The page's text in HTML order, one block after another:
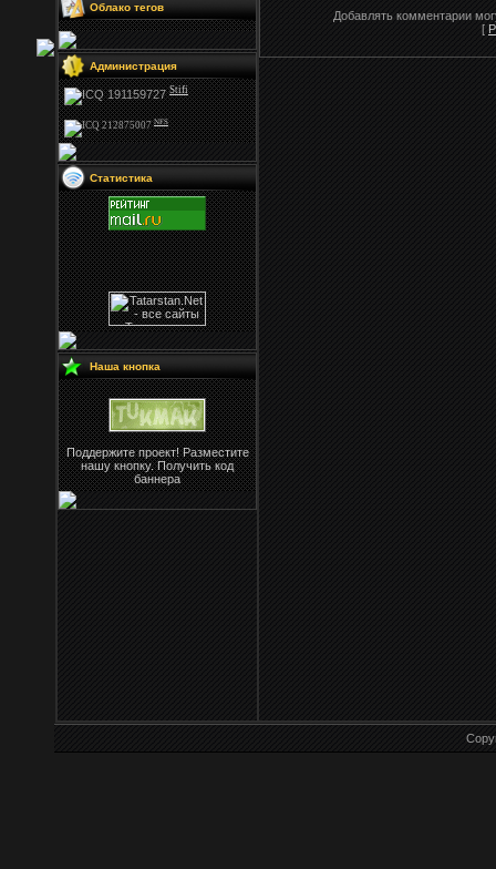
Облако тегов
Администрация
Stifi
NFS
Статистика
Наша кнопка
Поддержите проект! Разместите
нашу кнопку. Получить код
баннера
Добавлять комментарии
[